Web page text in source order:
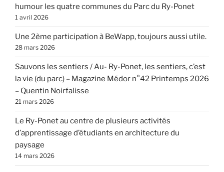
humour les quatre communes du Parc du Ry-Ponet
1 avril 2026
Une 2ème participation à BeWapp, toujours aussi utile.
28 mars 2026
Sauvons les sentiers / Au- Ry-Ponet, les sentiers, c’est
la vie (du parc) – Magazine Médor n°42 Printemps 2026
– Quentin Noirfalisse
21 mars 2026
Le Ry-Ponet au centre de plusieurs activités
d’apprentissage d’étudiants en architecture du
paysage
14 mars 2026